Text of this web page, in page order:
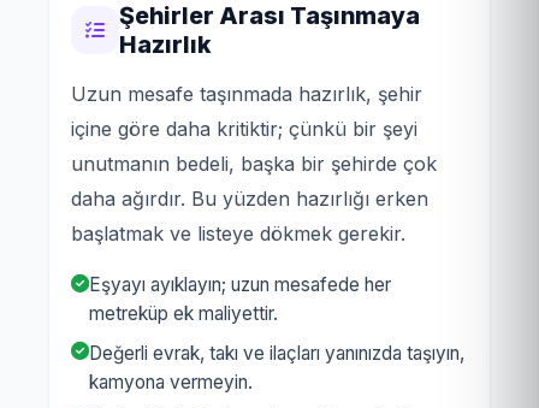
Şehirler Arası Taşınmaya
Hazırlık
Uzun mesafe taşınmada hazırlık, şehir
içine göre daha kritiktir; çünkü bir şeyi
unutmanın bedeli, başka bir şehirde çok
daha ağırdır. Bu yüzden hazırlığı erken
başlatmak ve listeye dökmek gerekir.
Eşyayı ayıklayın; uzun mesafede her
metreküp ek maliyettir.
Değerli evrak, takı ve ilaçları yanınızda taşıyın,
kamyona vermeyin.